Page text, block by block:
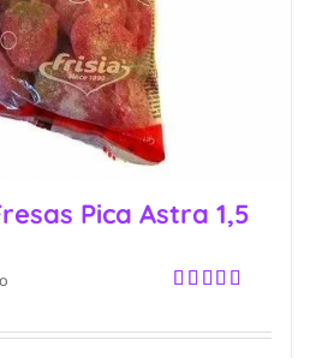
Pica Astra 1,5
5